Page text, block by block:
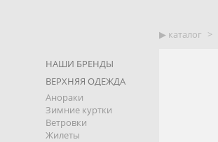
НАШИ БРЕНДЫ
ВЕРХНЯЯ ОДЕЖДА
Анораки
Зимние куртки
Ветровки
Жилеты
▶︎ каталог >